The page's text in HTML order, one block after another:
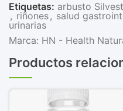
Etiquetas: arbusto
, riñones, salud
urinarias
Marca: HN - Health
Productos